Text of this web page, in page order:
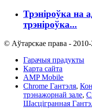
Трэніроўка на
трэніроўка...
© Аўтарскае права -
Гарачыя прадукты
Карта сайта
AMP Mobile
Chrome Гантэля,
трэнажорнай зале,
Шасцігранная